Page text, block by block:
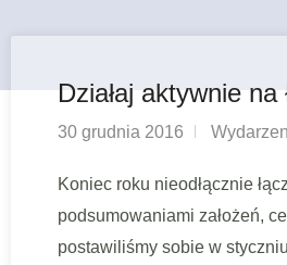
Działaj aktywnie
30 grudnia 2016
Koniec roku nieodłącznie
podsumowaniami założeń,
postawiliśmy sobie w